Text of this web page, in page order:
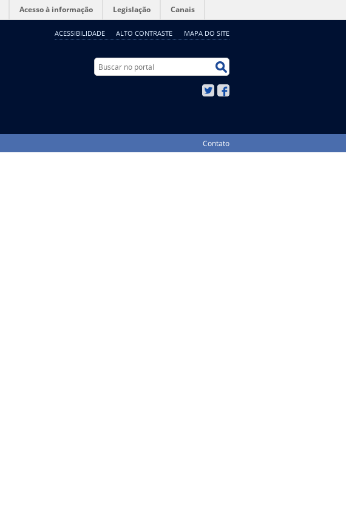
ACESSIBILIDADE ALTO CONTRASTE MAPA DO SITE
Acesso à informação Legislação Canais
Buscar no portal
Twitter
Contato